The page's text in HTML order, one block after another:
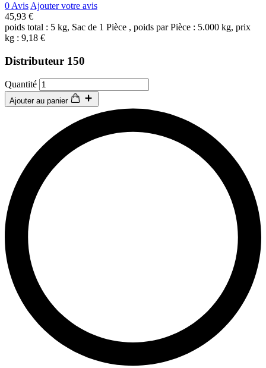
0 Avis Ajouter votre avis
45,93 €
poids total : 5 kg, Sac de 1 Pièce , poids par Pièce : 5.000 kg, prix
kg : 9,18 €
Distributeur 150
Quantité
Ajouter au panier